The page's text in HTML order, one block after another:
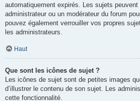
automatiquement expirés. Les sujets
administrateur ou un modérateur du forum
pouvez également verrouiller vos propres
les administrateurs.
Haut
Que sont les icônes de sujet ?
Les icônes de sujet sont de petites images
d’illustrer le contenu de son sujet. Les
cette fonctionnalité.